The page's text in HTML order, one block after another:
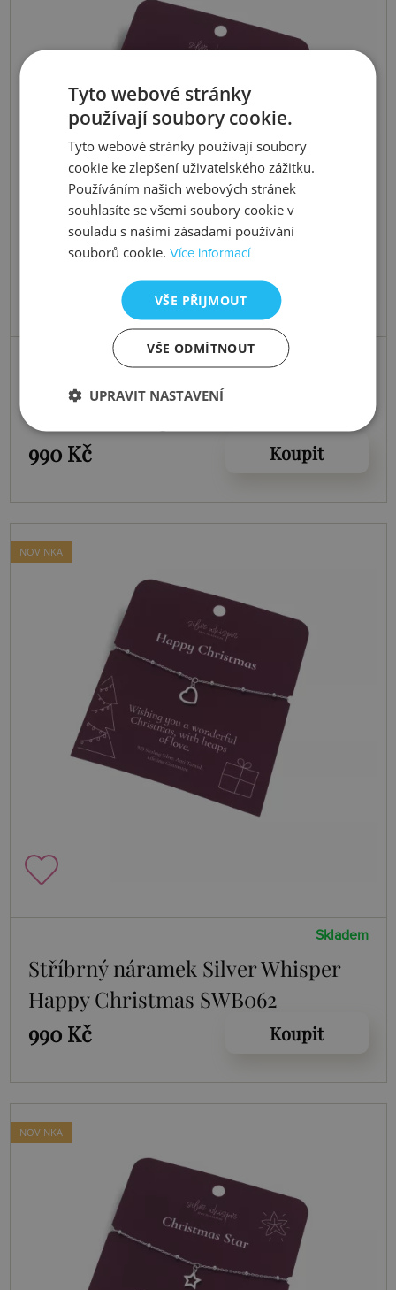
Stříbrný náramek Silver Whisper
Christmas Angel SWB061
990 Kč
Koupit
NOVINKA
Skladem
Stříbrný náramek Silver Whisper
Happy Christmas SWB062
990 Kč
Koupit
NOVINKA
Tyto webové stránky
používají soubory cookie.
Tyto webové stránky používají soubory
cookie ke zlepšení uživatelského zážitku.
Používáním našich webových stránek
souhlasíte se všemi soubory cookie v
souladu s našimi zásadami používání
souborů cookie.Více informací
VŠE PŘIJMOUT
VŠE ODMÍTNOUT
UPRAVIT NASTAVENÍ